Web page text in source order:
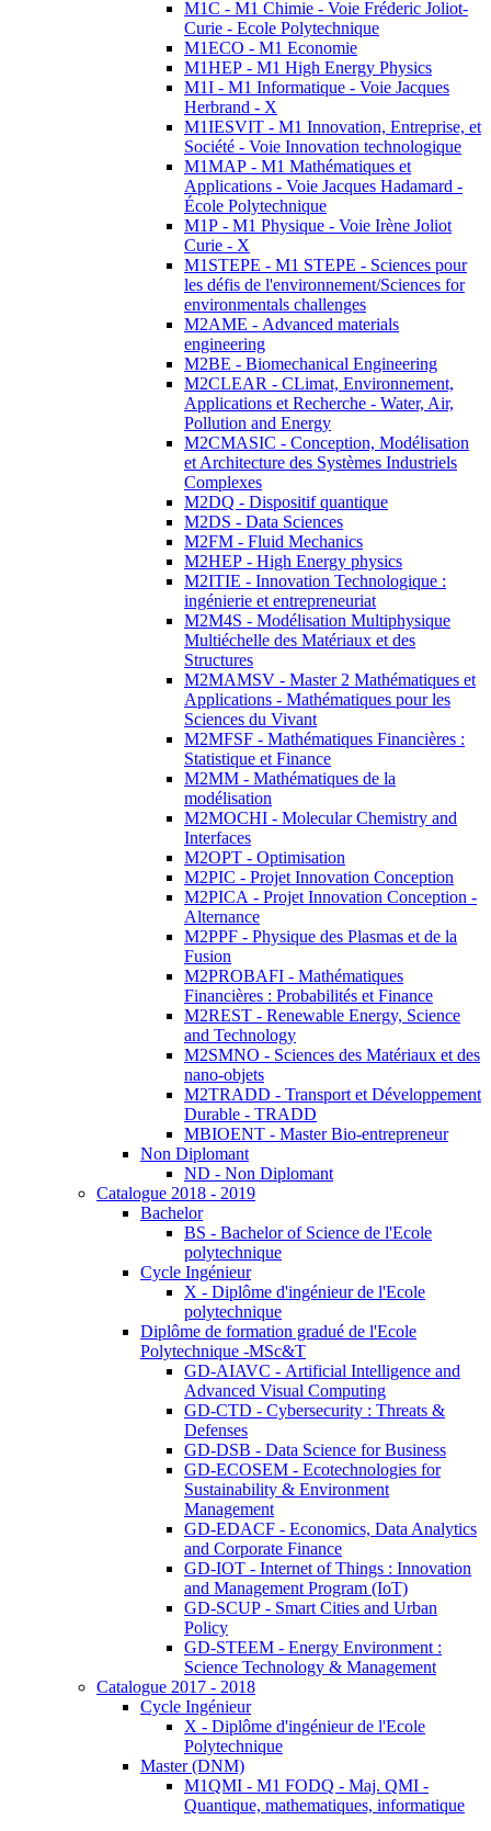
M1C - M1 Chimie - Voie Fréderic Joliot-
Curie - Ecole Polytechnique
M1ECO - M1 Economie
M1HEP - M1 High Energy Physics
M1I - M1 Informatique - Voie Jacques
Herbrand - X
M1IESVIT - M1 Innovation, Entreprise, et
Société - Voie Innovation technologique
M1MAP - M1 Mathématiques et
Applications - Voie Jacques Hadamard -
École Polytechnique
M1P - M1 Physique - Voie Irène Joliot
Curie - X
M1STEPE - M1 STEPE - Sciences pour
les défis de l'environnement/Sciences for
environmentals challenges
M2AME - Advanced materials
engineering
M2BE - Biomechanical Engineering
M2CLEAR - CLimat, Environnement,
Applications et Recherche - Water, Air,
Pollution and Energy
M2CMASIC - Conception, Modélisation
et Architecture des Systèmes Industriels
Complexes
M2DQ - Dispositif quantique
M2DS - Data Sciences
M2FM - Fluid Mechanics
M2HEP - High Energy physics
M2ITIE - Innovation Technologique :
ingénierie et entrepreneuriat
M2M4S - Modélisation Multiphysique
Multiéchelle des Matériaux et des
Structures
M2MAMSV - Master 2 Mathématiques et
Applications - Mathématiques pour les
Sciences du Vivant
M2MFSF - Mathématiques Financières :
Statistique et Finance
M2MM - Mathématiques de la
modélisation
M2MOCHI - Molecular Chemistry and
Interfaces
M2OPT - Optimisation
M2PIC - Projet Innovation Conception
M2PICA - Projet Innovation Conception -
Alternance
M2PPF - Physique des Plasmas et de la
Fusion
M2PROBAFI - Mathématiques
Financières : Probabilités et Finance
M2REST - Renewable Energy, Science
and Technology
M2SMNO - Sciences des Matériaux et des
nano-objets
M2TRADD - Transport et Développement
Durable - TRADD
MBIOENT - Master Bio-entrepreneur
Non Diplomant
ND - Non Diplomant
Catalogue 2018 - 2019
Bachelor
BS - Bachelor of Science de l'Ecole
polytechnique
Cycle Ingénieur
X - Diplôme d'ingénieur de l'Ecole
polytechnique
Diplôme de formation gradué de l'Ecole
Polytechnique -MSc&T
GD-AIAVC - Artificial Intelligence and
Advanced Visual Computing
GD-CTD - Cybersecurity : Threats &
Defenses
GD-DSB - Data Science for Business
GD-ECOSEM - Ecotechnologies for
Sustainability & Environment
Management
GD-EDACF - Economics, Data Analytics
and Corporate Finance
GD-IOT - Internet of Things : Innovation
and Management Program (IoT)
GD-SCUP - Smart Cities and Urban
Policy
GD-STEEM - Energy Environment :
Science Technology & Management
Catalogue 2017 - 2018
Cycle Ingénieur
X - Diplôme d'ingénieur de l'Ecole
Polytechnique
Master (DNM)
M1QMI - M1 FODQ - Maj. QMI -
Quantique, mathematiques, informatique